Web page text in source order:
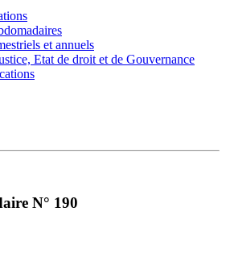
et annuels
Etat de droit et de Gouvernance
N° 190